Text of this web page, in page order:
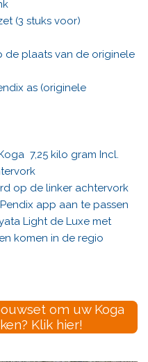
(3 stuks voor)
plaats van de originele
as (originele
7,25 kilo gram Incl.
op de linker achtervork
app aan te passen
Light de Luxe met
komen in de regio
om uw Koga
Klik hier!